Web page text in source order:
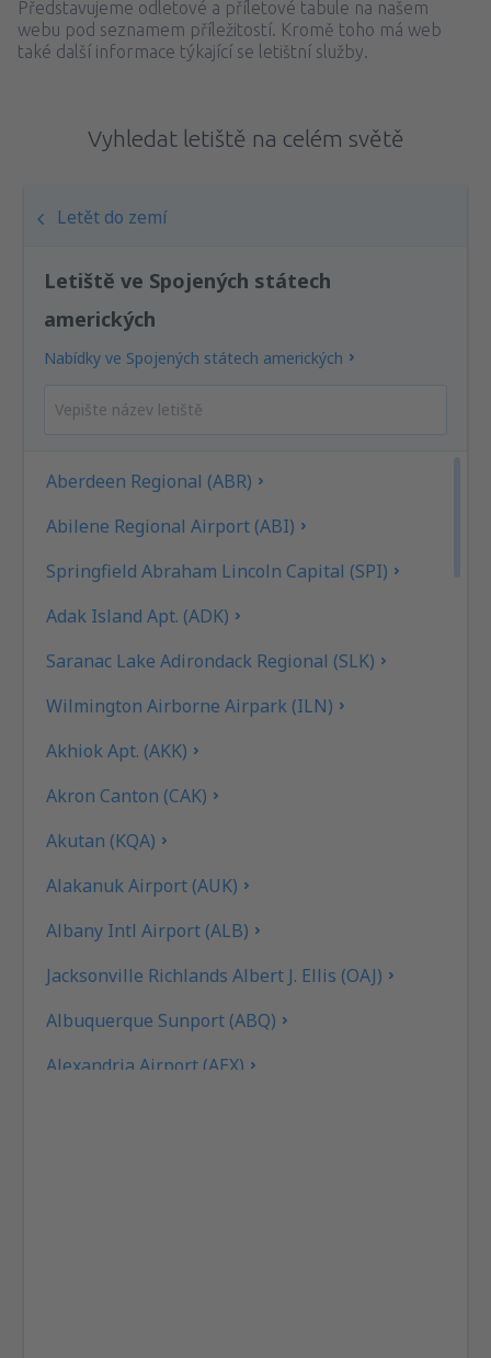
Představujeme odletové a příletové tabule na našem
webu pod seznamem příležitostí. Kromě toho má web
také další informace týkající se letištní služby.
Vyhledat letiště na celém světě
Letět do zemí
Letiště ve Spojených státech
amerických
Nabídky ve Spojených státech amerických
Aberdeen Regional (ABR)
Abilene Regional Airport (ABI)
Springfield Abraham Lincoln Capital (SPI)
Adak Island Apt. (ADK)
Saranac Lake Adirondack Regional (SLK)
Wilmington Airborne Airpark (ILN)
Akhiok Apt. (AKK)
Akron Canton (CAK)
Akutan (KQA)
Alakanuk Airport (AUK)
Albany Intl Airport (ALB)
Jacksonville Richlands Albert J. Ellis (OAJ)
Albuquerque Sunport (ABQ)
Alexandria Airport (AEX)